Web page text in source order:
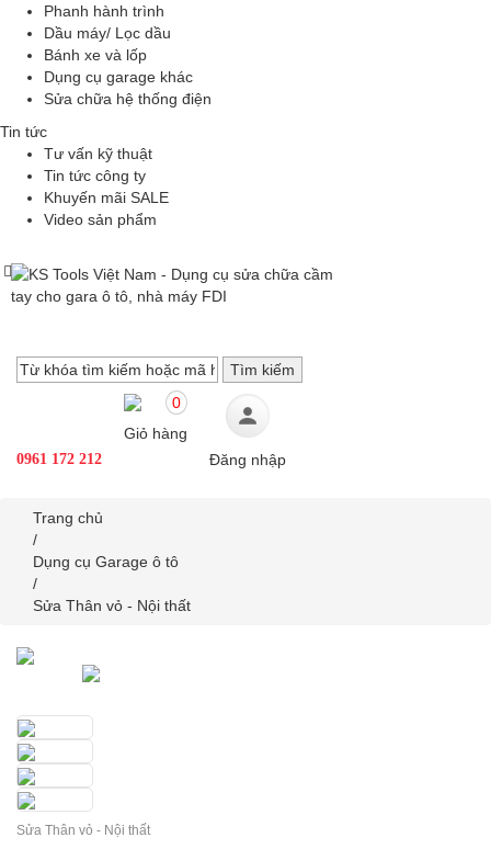
Phanh hành trình
Dầu máy/ Lọc dầu
Bánh xe và lốp
Dụng cụ garage khác
Sửa chữa hệ thống điện
Tin tức
Tư vấn kỹ thuật
Tin tức công ty
Khuyến mãi SALE
Video sản phẩm
0961 172 212
0
Giỏ hàng
Đăng nhập
Trang chủ
/
Dụng cụ Garage ô tô
/
Sửa Thân vỏ - Nội thất
Sửa Thân vỏ - Nội thất